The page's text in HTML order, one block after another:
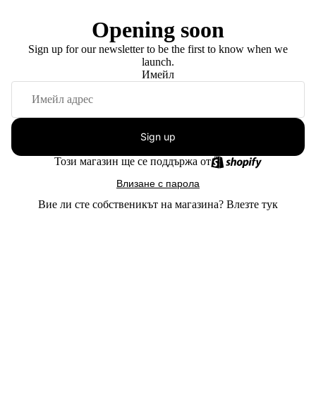
Opening soon
Sign up for our newsletter to be the first to know when we
launch.
Имейл
Sign up
Този магазин ще се поддържа от
Влизане с парола
Вие ли сте собственикът на магазина? Влезте тук